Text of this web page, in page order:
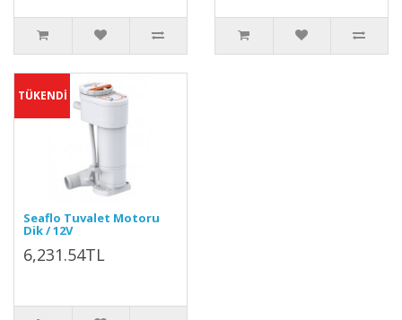
TÜKENDİ
Seaflo Tuvalet Motoru
Dik / 12V
6,231.54TL